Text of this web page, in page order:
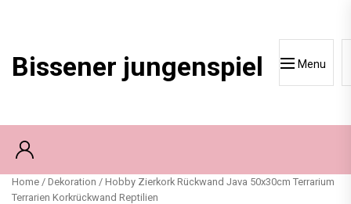
Bissener jungenspiel Menu
Home / Dekoration / Hobby Zierkork Rückwand Java 50x30cm Terrarium
Terrarien Korkrückwand Reptilien